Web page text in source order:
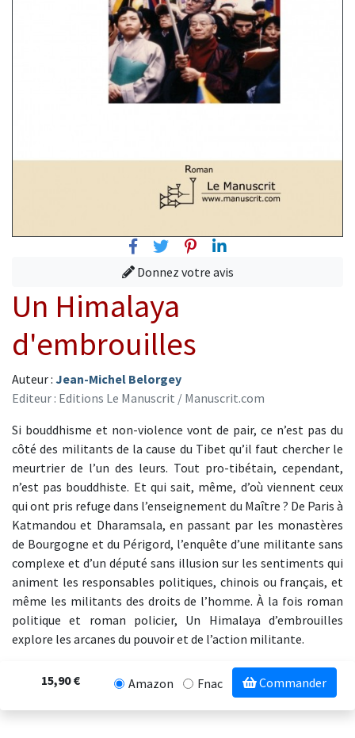
FacebookTwitterPinterest
Linkedin
Donnez votre avis
Un Himalaya
d'embrouilles
Auteur : Jean-Michel Belorgey
Editeur : Editions Le Manuscrit / Manuscrit.com
Si bouddhisme et non-violence vont de pair, ce n’est pas du
côté des militants de la cause du Tibet qu’il faut chercher le
meurtrier de l’un des leurs. Tout pro-tibétain, cependant,
n’est pas bouddhiste. Et qui sait, même, d’où viennent ceux
qui ont pris refuge dans l’enseignement du Maître ? De Paris à
Katmandou et Dharamsala, en passant par les monastères
de Bourgogne et du Périgord, l’enquête d’une militante sans
complexe et d’un député sans illusion sur les sentiments qui
animent les responsables politiques, chinois ou français, et
même les militants des droits de l’homme. À la fois roman
politique et roman policier, Un Himalaya d’embrouilles
explore les arcanes du pouvoir et de l’action militante.
15,90 € Amazon Fnac Commander